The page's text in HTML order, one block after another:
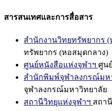
สารสนเทศและการสื่อสาร
สำนักงานวิทยทรัพยากร
ทรัพยากร (หอสมุดกลาง)
ศูนย์หนังสือแห่งจุฬาฯ ศูน
สำนักพิมพ์จุฬาลงกรณ์มห
จุฬาลงกรณ์มหาวิทยาลัย
สถานีวิทยุแห่งจุฬาฯ สถา